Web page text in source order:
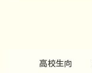
高校生向